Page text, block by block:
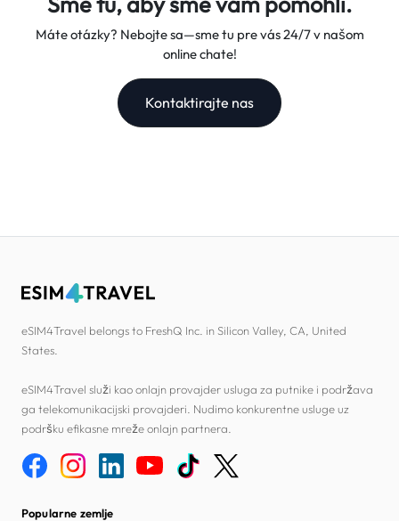
Máte otázky? Nebojte sa—sme tu pre vás 24/7 v našom
online chate!
Kontaktirajte nas
eSIM4Travel belongs to FreshQ Inc. in Silicon Valley, CA, United
States.
eSIM4Travel služi kao onlajn provajder usluga za putnike i podržava
ga telekomunikacijski provajderi. Nudimo konkurentne usluge uz
podršku efikasne mreže onlajn partnera.
Popularne zemlje